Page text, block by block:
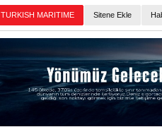
TURKISH MARITIME Sitene Ekle